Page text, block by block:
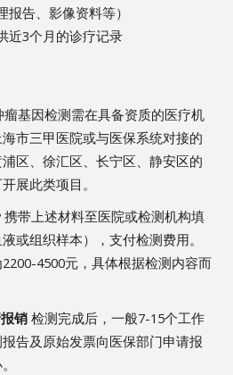
告、影像资料等）
近3个月的诊疗记录
基因检测需在具备资质的医疗机
市三甲医院或与医保系统对接的
区、徐汇区、长宁区、静安区的
展此类项目。
携带上述材料至医院或检测机构填
或组织样本），支付检测费用。
4500元，具体根据检测内容而
销检测完成后，一般7-15个工作
告及原始发票向医保部门申请报